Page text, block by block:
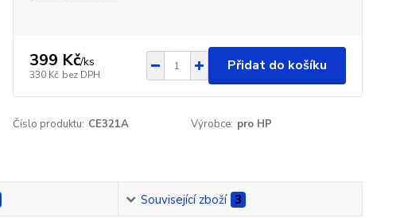
399 Kč/ks
330 Kč bez DPH
Přidat do košíku
Číslo produktu: CE321A Výrobce: pro HP
Související zboží 3